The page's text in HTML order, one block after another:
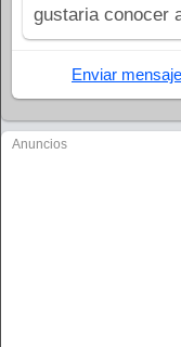
gustaria conocer
Enviar mensaje
Anuncios